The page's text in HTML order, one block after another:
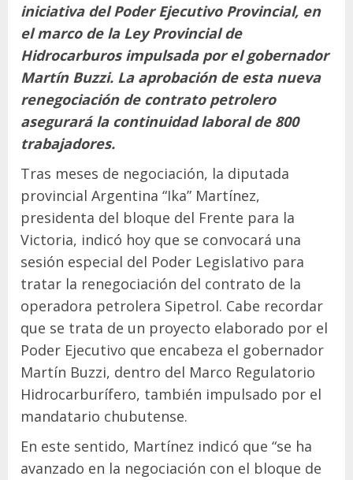
iniciativa del Poder Ejecutivo Provincial, en
el marco de la Ley Provincial de
Hidrocarburos impulsada por el gobernador
Martín Buzzi. La aprobación de esta nueva
renegociación de contrato petrolero
asegurará la continuidad laboral de 800
trabajadores.
Tras meses de negociación, la diputada
provincial Argentina “Ika” Martínez,
presidenta del bloque del Frente para la
Victoria, indicó hoy que se convocará una
sesión especial del Poder Legislativo para
tratar la renegociación del contrato de la
operadora petrolera Sipetrol. Cabe recordar
que se trata de un proyecto elaborado por el
Poder Ejecutivo que encabeza el gobernador
Martín Buzzi, dentro del Marco Regulatorio
Hidrocarburífero, también impulsado por el
mandatario chubutense.
En este sentido, Martínez indicó que “se ha
avanzado en la negociación con el bloque de